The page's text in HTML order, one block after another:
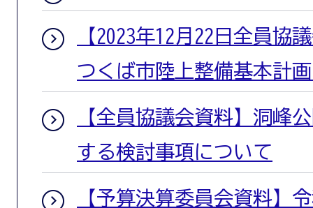
【2023年12月22日全員協
つくば市陸上整備基本計
【全員協議会資料】洞峰
する検討事項について
【予算決算委員会資料】